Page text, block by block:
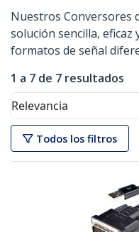
Nuestros Conversores
solución sencilla,
formatos de señal
1 a 7 de 7 resultados
Relevancia
Todos los filtros